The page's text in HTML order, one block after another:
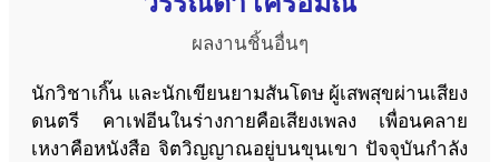
ผลงานชิ้นอื่นๆ
นักวิชาเกิ๊น และนักเขียนยามสันโดษ ผู้เสพสุขผ่านเสียง
ดนตรี คาเฟอีนในร่างกายคือเสียงเพลง เพื่อนคลาย
เหงาคือหนังสือ จิตวิญญาณอยู่บนขุนเขา ปัจจุบันกำลัง